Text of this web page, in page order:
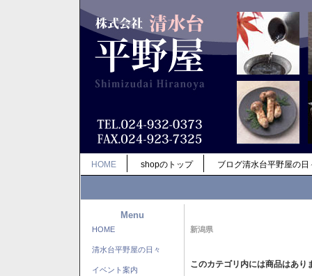
HOME shopのトップ ブログ清水台平野屋の日
Menu
HOME
清水台平野屋の日々
イベント案内
新潟県
このカテゴリ内には商品はあり